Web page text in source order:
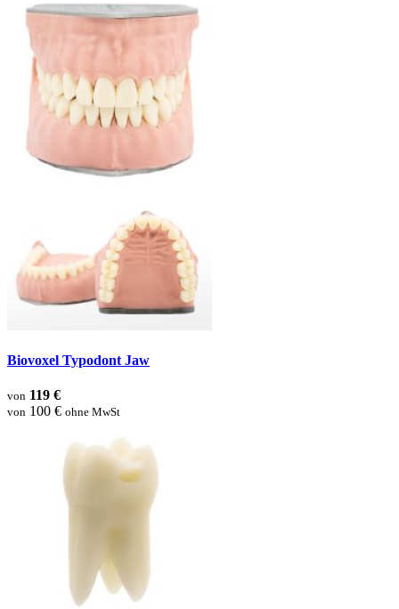
Biovoxel Typodont Jaw
von 119 €
von 100 € ohne MwSt